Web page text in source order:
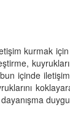
kurmak
içinde